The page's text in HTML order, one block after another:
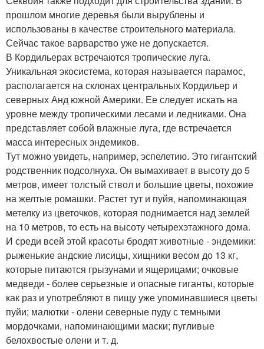
прошлом многие деревья были вырублены и
использованы в качестве строительного материала.
Сейчас такое варварство уже не допускается.
В Кордильерах встречаются тропические луга.
Уникальная экосистема, которая называется парамос,
располагается на склонах центральных Кордильер и
северных Анд южной Америки. Ее следует искать на
уровне между тропическими лесами и ледниками. Она
представляет собой влажные луга, где встречается
масса интересных эндемиков.
Тут можно увидеть, например, эспелетию. Это гигантский
родственник подсолнуха. Он вымахивает в высоту до 5
метров, имеет толстый ствол и большие цветы, похожие
на желтые ромашки. Растет тут и пуйя, напоминающая
метелку из цветочков, которая поднимается над землей
на 10 метров, то есть на высоту четырехэтажного дома.
И среди всей этой красоты бродят животные - эндемики:
рыженькие андские лисицы, хищники весом до 13 кг,
которые питаются грызунами и ящерицами; очковые
медведи - более серьезные и опасные гиганты, которые
как раз и употребляют в пищу уже упоминавшиеся цветы
пуйи; малютки - олени северные пуду с темными
мордочками, напоминающими маски; пугливые
белохвостые олени и т. д.